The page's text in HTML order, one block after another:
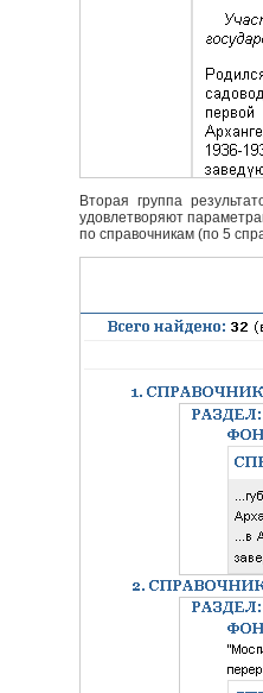
Вторая группа
удовлетворяют
по справочникам (по 5